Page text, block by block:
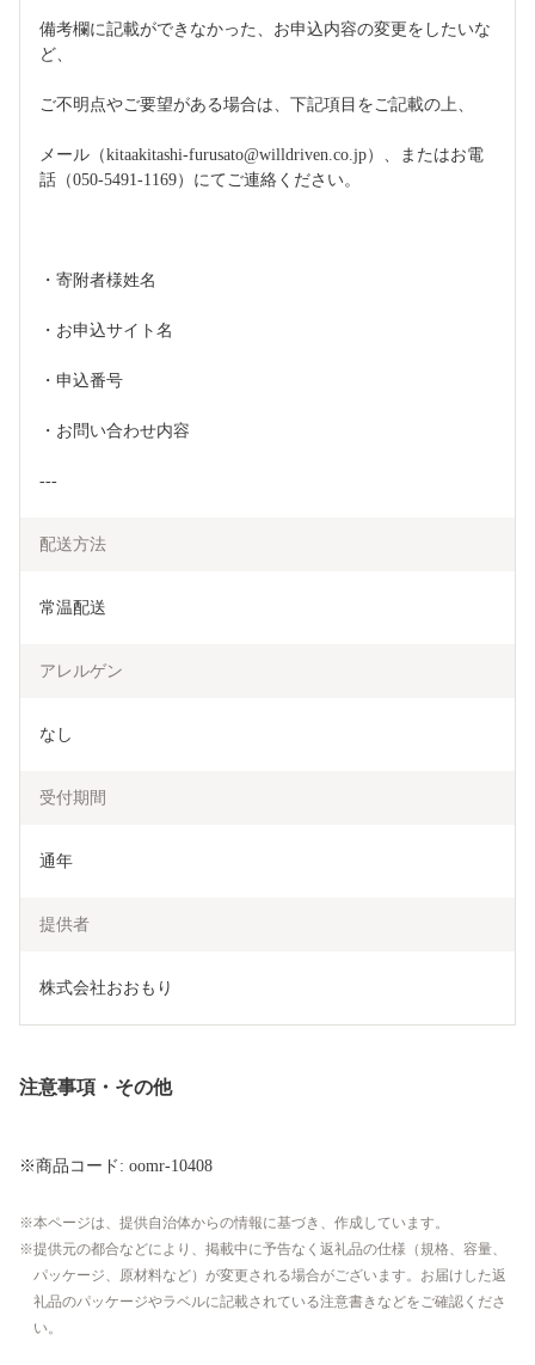
備考欄に記載ができなかった、お申込内容の変更をしたいな
ど、
ご不明点やご要望がある場合は、下記項目をご記載の上、
メール（kitaakitashi-furusato@willdriven.co.jp）、またはお電
話（050-5491-1169）にてご連絡ください。
・寄附者様姓名
・お申込サイト名
・申込番号
・お問い合わせ内容
---
配送方法
常温配送
アレルゲン
なし
受付期間
通年
提供者
株式会社おおもり
注意事項・その他
※商品コード: oomr-10408
本ページは、提供自治体からの情報に基づき、作成しています。
提供元の都合などにより、掲載中に予告なく返礼品の仕様（規格、容量、
パッケージ、原材料など）が変更される場合がございます。お届けした返
礼品のパッケージやラベルに記載されている注意書きなどをご確認くださ
い。